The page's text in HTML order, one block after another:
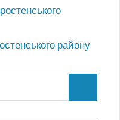
району